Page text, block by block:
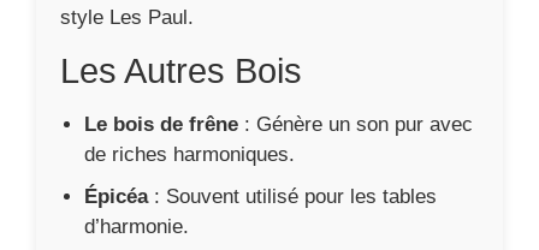
style Les Paul.
Les Autres Bois
Le bois de frêne : Génère un son pur avec
de riches harmoniques.
Épicéa: Souvent utilisé pour les tables
d’harmonie.